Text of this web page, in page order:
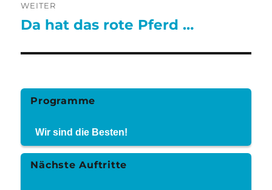
WEITER
Nächster
Da hat das rote Pferd …
Programme
Wir sind die Besten!
Nächste Auftritte